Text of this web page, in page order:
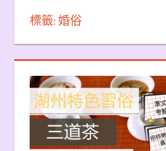
標籤:婚俗